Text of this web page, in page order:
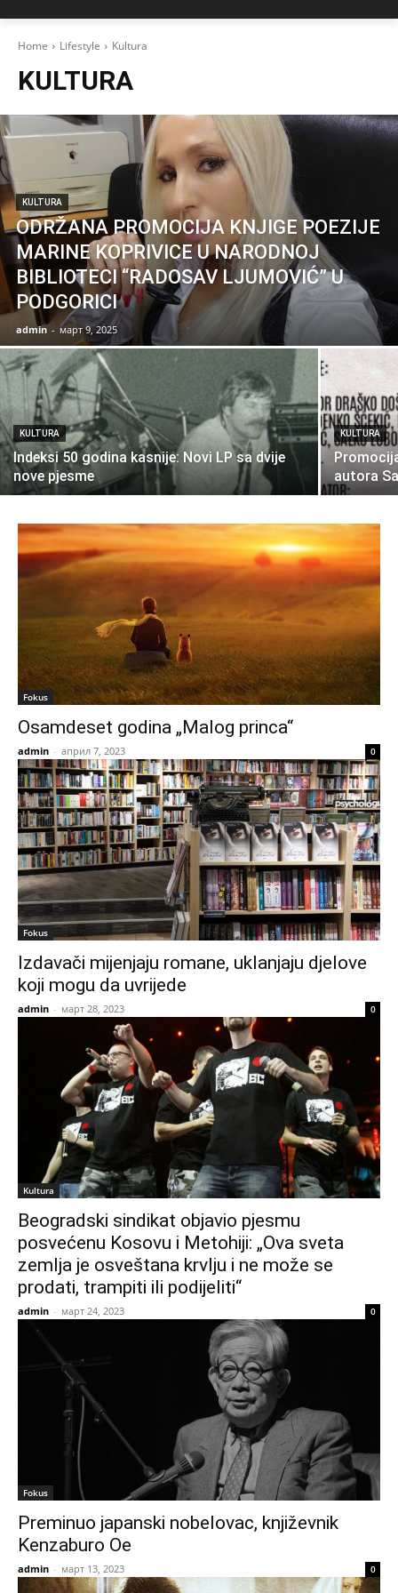
Home Lifestyle Kultura
KULTURA
KULTURA
ODRŽANA PROMOCIJA KNJIGE POEZIJE
MARINE KOPRIVICE U NARODNOJ
BIBLIOTECI “RADOSAV LJUMOVIĆ” U
PODGORICI
admin - март 9, 2025
KULTURA
Indeksi 50 godina kasnije: Novi LP sa dvije
nove pjesme
KULTURA
autora
Fokus
Osamdeset godina „Malog princa“
admin - април 7, 2023 0
Fokus
Izdavači mijenjaju romane, uklanjaju djelove
koji mogu da uvrijede
admin - март 28, 2023 0
Kultura
Beogradski sindikat objavio pjesmu
posvećenu Kosovu i Metohiji: „Ova sveta
zemlja je osveštana krvlju i ne može se
prodati, trampiti ili podijeliti“
admin - март 24, 2023 0
Fokus
Preminuo japanski nobelovac, književnik
Kenzaburo Oe
admin - март 13, 2023 0